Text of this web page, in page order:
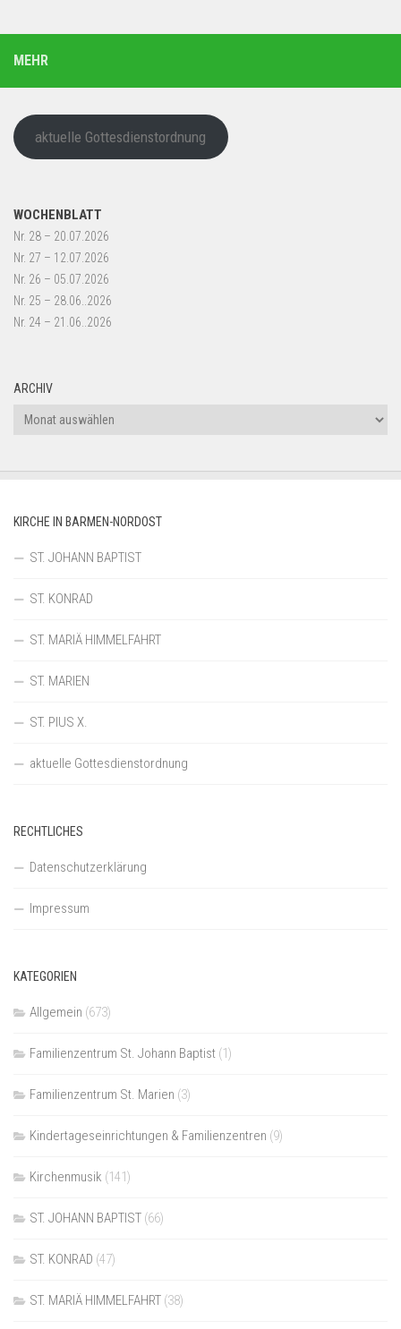
MEHR
aktuelle Gottesdienstordnung
WOCHENBLATT
Nr. 28 – 20.07.2026
Nr. 27 – 12.07.2026
Nr. 26 – 05.07.2026
Nr. 25 – 28.06..2026
Nr. 24 – 21.06..2026
ARCHIV
Archiv
KIRCHE IN BARMEN-NORDOST
ST. JOHANN BAPTIST
ST. KONRAD
ST. MARIÄ HIMMELFAHRT
ST. MARIEN
ST. PIUS X.
aktuelle Gottesdienstordnung
RECHTLICHES
Datenschutzerklärung
Impressum
KATEGORIEN
Allgemein (673)
Familienzentrum St. Johann Baptist (1)
Familienzentrum St. Marien (3)
Kindertageseinrichtungen & Familienzentren (9)
Kirchenmusik (141)
ST. JOHANN BAPTIST (66)
ST. KONRAD (47)
ST. MARIÄ HIMMELFAHRT (38)